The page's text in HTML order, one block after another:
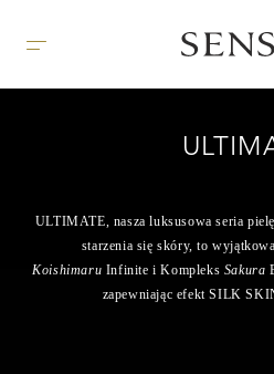
ULTIMATE, nasza luksusowa seria
starzenia się skóry, to
Koishimaru Infinite i Kompleks Sakura
zapewniając efekt SILK